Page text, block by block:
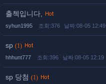
출첵입니다,
syhun1995 조회:376 날짜:08-05 12:49
sp (1)
hhhunt777 조회:396 날짜:08-05 12:19
sp 당첨 (1)